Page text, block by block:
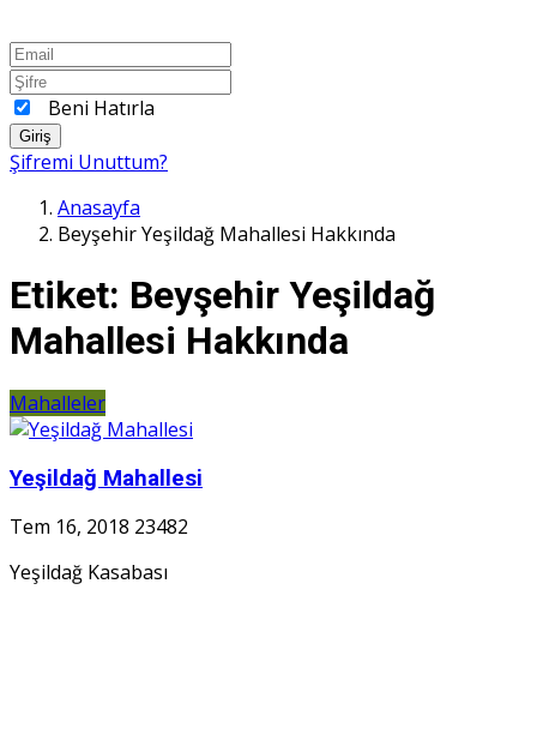
Beni Hatırla
Giriş
Şifremi Unuttum?
Anasayfa
Beyşehir Yeşildağ Mahallesi Hakkında
Etiket: Beyşehir Yeşildağ
Mahallesi Hakkında
Mahalleler
Yeşildağ Mahallesi
Tem 16, 2018 23482
Yeşildağ Kasabası